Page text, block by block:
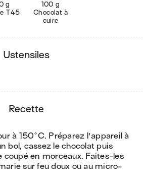
g
T45
100 g
Chocolat à
cuire
ustensiles
recette
à 150°C. Préparez l'appareil à
bol, cassez le chocolat puis
coupé en morceaux. Faites-les
sur feu doux ou au micro-